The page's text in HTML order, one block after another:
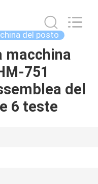
del posto
macchina
751
del
6 teste